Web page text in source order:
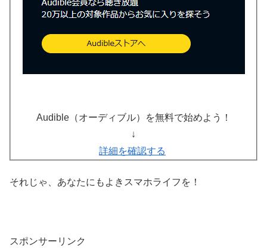
Audible（オーディブル）を無料で始めよう！
↓
詳細を確認する
それじゃ、あなたにもよきスマホライフを！
スポンサーリンク